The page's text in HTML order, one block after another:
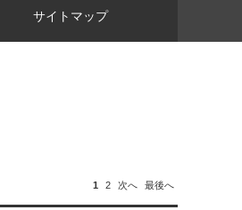
サイトマップ
1 2 次へ 最後へ